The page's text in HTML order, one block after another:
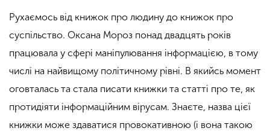
Рухаємось від книжок про людину до книжок про
суспільство. Оксана Мороз понад двадцять років
працювала у сфері маніпулювання інформацією, в тому
числі на найвищому політичному рівні. В якийсь момент
оговталась та стала писати книжки та статті про те, як
протидіяти інформаційним вірусам. Знаєте, назва цієї
книжки може здаватися провокативною (і вона такою